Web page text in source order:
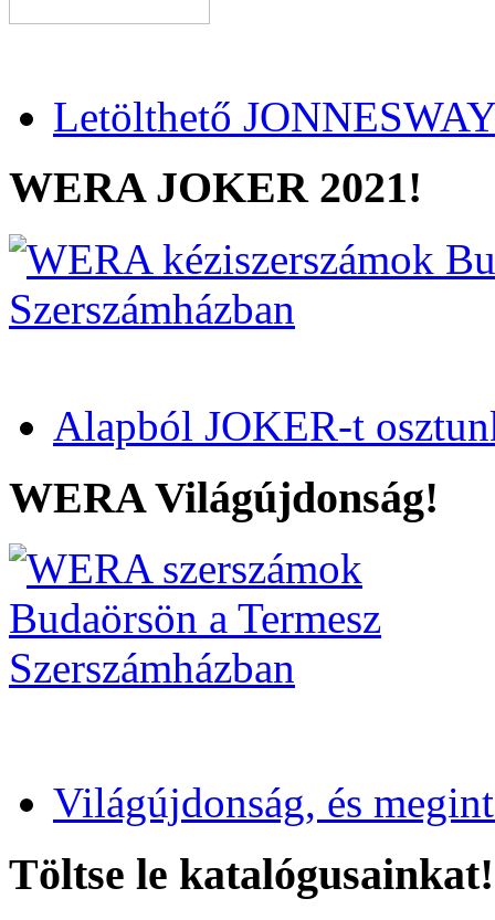
Letölthető
WERA JOKER 2021!
Alapból JOKER-t
WERA Világújdonság!
Világújdonság, és
Töltse le katalógusainkat!